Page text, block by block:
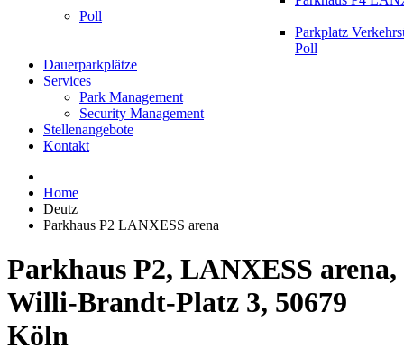
Poll
Parkplatz
Poll
Dauerparkplätze
Services
Park Management
Security Management
Stellenangebote
Kontakt
Home
Deutz
Parkhaus P2 LANXESS arena
Parkhaus P2, LANXESS arena,
Willi-Brandt-Platz 3, 50679
Köln